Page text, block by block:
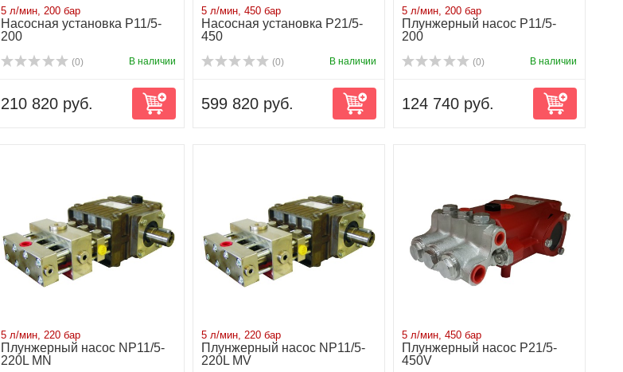
5 л/мин, 200 бар
Насосная установка P11/5-
200
(0) В наличии
210 820 руб.
5 л/мин, 450 бар
Насосная установка P21/5-
450
(0) В наличии
599 820 руб.
5 л/мин, 200 бар
Плунжерный насос P11/5-
200
(0) В наличии
124 740 руб.
5 л/мин, 220 бар
Плунжерный насос NP11/5-
220L MN
5 л/мин, 220 бар
Плунжерный насос NP11/5-
220L MV
5 л/мин, 450 бар
Плунжерный насос P21/5-
450V